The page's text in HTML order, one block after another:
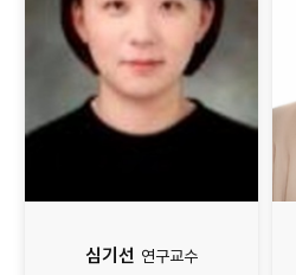
심기선 연구교수